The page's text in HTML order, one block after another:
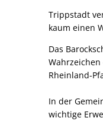
Trippstadt
kaum einen
Das
Rheinland-
In der
wichtige